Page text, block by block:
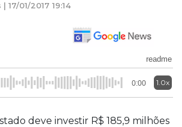
01/2017 19:14
readme
0:00 1.0x
deve investir R$ 185,9 milhões